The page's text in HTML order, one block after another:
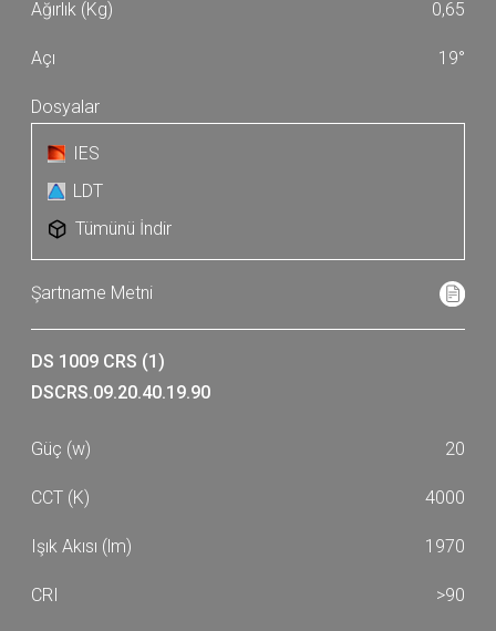
0,65
19°
IES
LDT
Tümünü İndir
DS 1009 CRS (1)
DSCRS.09.20.40.19.90
20
4000
1970
>90